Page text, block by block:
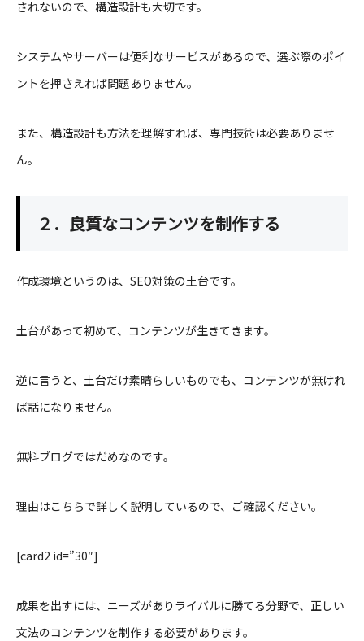
されないので、構造設計も大切です。
システムやサーバーは便利なサービスがあるので、選ぶ際のポイ
ントを押さえれば問題ありません。
また、構造設計も方法を理解すれば、専門技術は必要ありませ
ん。
２．良質なコンテンツを制作する
作成環境というのは、SEO対策の土台です。
土台があって初めて、コンテンツが生きてきます。
逆に言うと、土台だけ素晴らしいものでも、コンテンツが無けれ
ば話になりません。
無料ブログではだめなのです。
理由はこちらで詳しく説明しているので、ご確認ください。
[card2 id=”30″]
成果を出すには、ニーズがありライバルに勝てる分野で、正しい
文法のコンテンツを制作する必要があります。